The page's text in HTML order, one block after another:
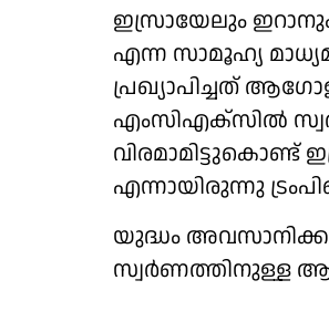
ഇസ്രായേലും
എന്ന സാമൂഹ്യ
പ്രഖ്യാപിച്ചത്
എംസിഎക്സില്‍
വിരമാമിട്ടുകൊണ്ട്
എന്നായിരുന്നു
യുദ്ധം
സ്വര്‍ണത്തിനുള്ള